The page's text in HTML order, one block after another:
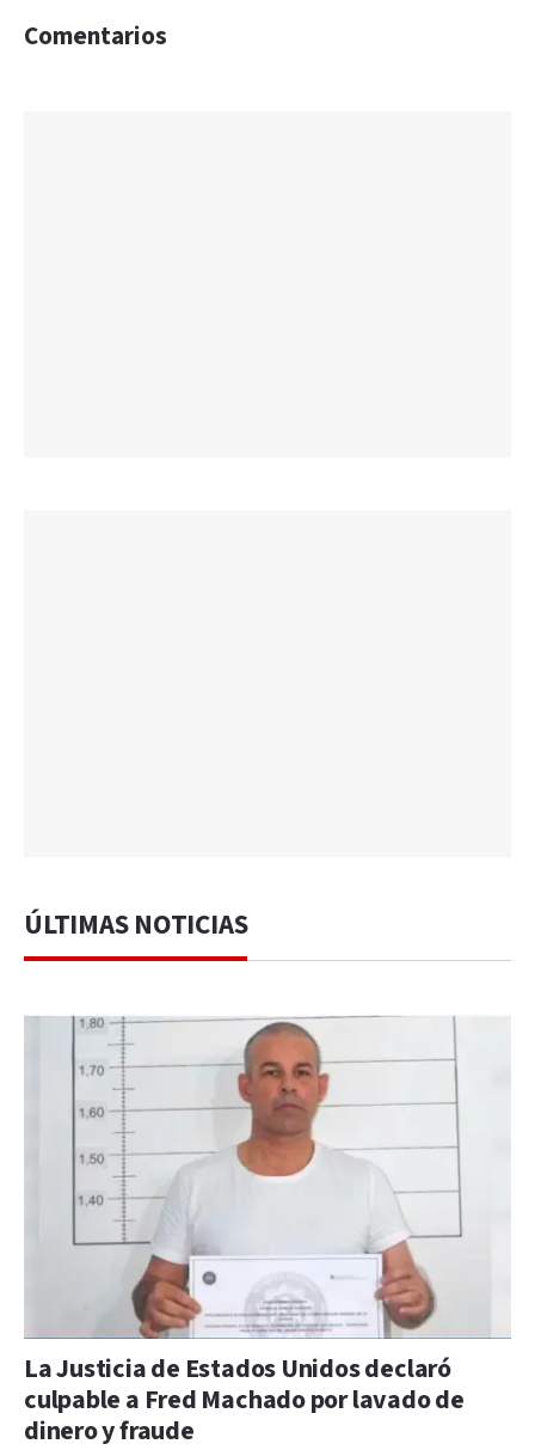
Comentarios
ÚLTIMAS NOTICIAS
La Justicia de Estados Unidos declaró
culpable a Fred Machado por lavado de
dinero y fraude